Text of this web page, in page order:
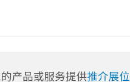
产品或服务提供推介展位